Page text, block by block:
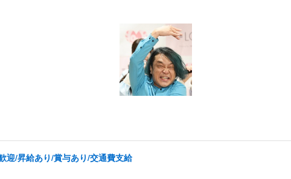
迎/昇給あり/賞与あり/交通費支給